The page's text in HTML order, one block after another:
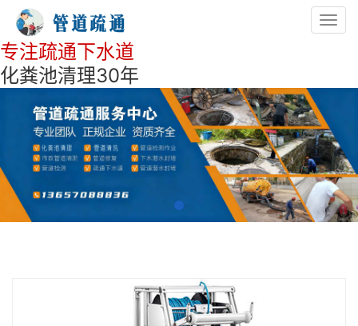
专注疏通下水道
化粪池清理30年